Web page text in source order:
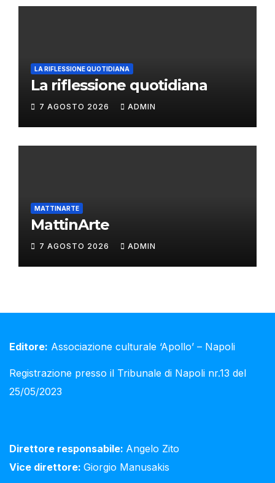
LA RIFLESSIONE QUOTIDIANA
La riflessione quotidiana
7 AGOSTO 2026 ADMIN
MATTINARTE
MattinArte
7 AGOSTO 2026 ADMIN
Editore: Associazione culturale ‘Apollo’ – Napoli
Registrazione presso il Tribunale di Napoli nr.13 del
25/05/2023
Direttore responsabile: Angelo Zito
Vice direttore: Giorgio Manusakis